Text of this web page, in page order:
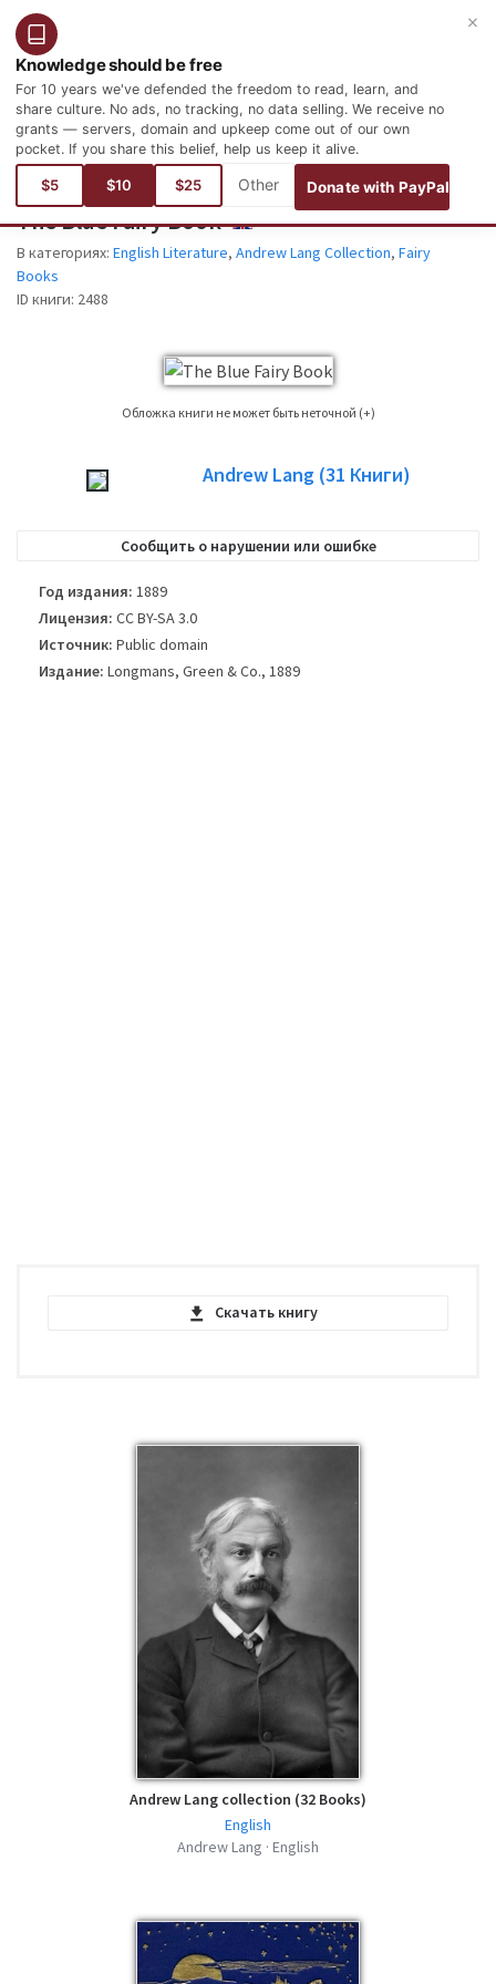
Русский
Knowledge should be free
For 10 years we've defended the freedom to read, learn, and
share culture. No ads, no tracking, no data selling. We receive no
grants — servers, domain and upkeep come out of our own
pocket. If you share this belief, help us keep it alive.
$5 $10 $25 Donate with PayPal
×
Вы здесь:языки Английский Literature English Literature
The Blue Fairy Book ENGLISH
В категориях: English Literature, Andrew Lang Collection, Fairy
Books
ID книги: 2488
Обложка книги не может быть неточной (+)
публикуется. Пожалуйста, учитывайте это только в качестве опорного
Andrew Lang (31 Книги)
Сообщить о нарушении или ошибке
Год издания: 1889
Лицензия: CC BY-SA 3.0
Источник: Public domain
Издание: Longmans, Green & Co., 1889
Скачать книгу
The Blue Fairy Book - Andrew Lang - EPUB
The Blue Fairy Book - Andrew Lang - MOBI
mobi | 431.91 KB | 677 hits
The Blue Fairy Book - Andrew Lang - FB2
fb2 | 744.92 KB | 558 hits
The Blue Fairy Book - Andrew Lang - AZW3
azw3 | 467.91 KB | 512 hits
Andrew Lang collection (32 Books)
English
Andrew Lang · English